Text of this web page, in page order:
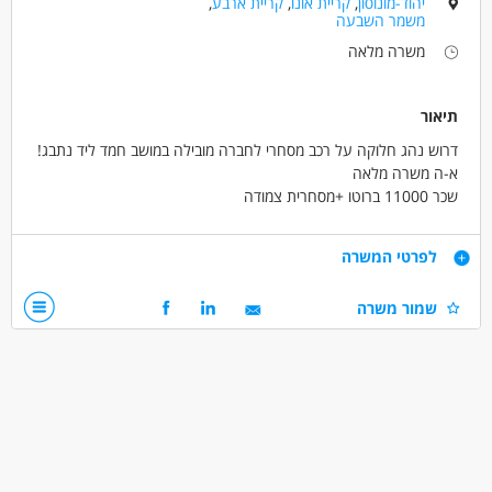
משמר השבעה
משרה מלאה
תיאור
דרוש נהג חלוקה על רכב מסחרי לחברה מובילה במושב חמד ליד נתבג!
א-ה משרה מלאה
שכר 11000 ברוטו +מסחרית צמודה
דרישות
ניסיון בחלוקה חובה
לפרטי המשרה
שמור משרה